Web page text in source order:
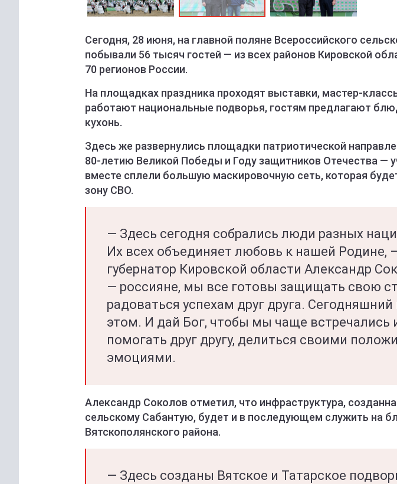
Сегодня, 28 июня, на главной поляне Всероссийского
побывали 56 тысяч гостей — из всех районов Кировской
70 регионов России.
На площадках праздника проходят выставки, мастер-
работают национальные подворья, гостям предлагают
кухонь.
Здесь же развернулись площадки патриотической
80-летию Великой Победы и Году защитников Отечества —
вместе сплели большую маскировочную сеть, которая
зону СВО.
— Здесь сегодня собрались люди разных
Их всех объединяет любовь к нашей Родине,
губернатор Кировской области Александр
— россияне, мы все готовы защищать свою
радоваться успехам друг друга.
этом. И дай Бог, чтобы мы чаще встречались
помогать друг другу, делиться своими
эмоциями.
Александр Соколов отметил, что инфраструктура,
сельскому Сабантую, будет и в последующем служить на
Вятскополянского района.
— Здесь созданы Вятское и Татарское